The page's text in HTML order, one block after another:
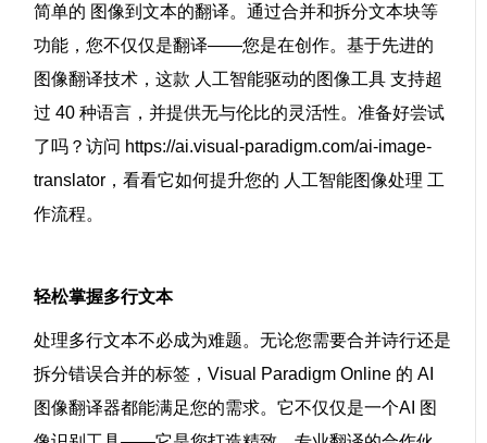
简单的 图像到文本的翻译。通过合并和拆分文本块等
功能，您不仅仅是翻译——您是在创作。基于先进的
图像翻译技术 ，这款 人工智能驱动的图像工具 支持超
过 40 种语言，并提供无与伦比的灵活性。准备好尝试
了吗？访问 https://ai.visual-paradigm.com/ai-image-
translator，看看它如何提升您的 人工智能图像处理 工
作流程。
轻松掌握多行文本
处理多行文本不必成为难题。无论您需要合并诗行还是
拆分错误合并的标签，Visual Paradigm Online 的 AI
图像翻译器都能满足您的需求。它不仅仅是一个AI 图